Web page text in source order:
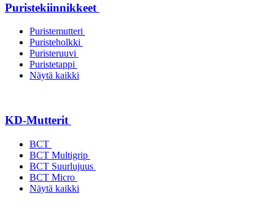
Puristekiinnikkeet
Puristemutteri
Puristeholkki
Puristeruuvi
Puristetappi
Näytä kaikki
KD-Mutterit
BCT
BCT Multigrip
BCT Suurlujuus
BCT Micro
Näytä kaikki